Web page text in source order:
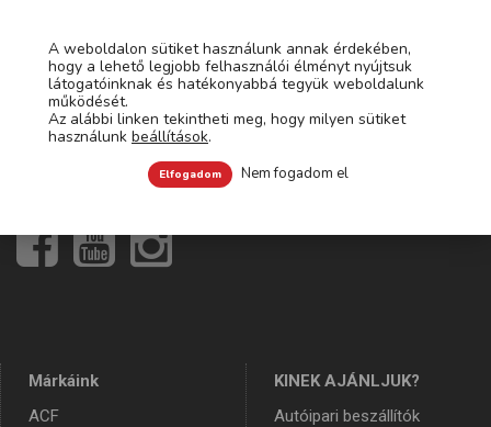
Mimiko Kft.
Cím:1222 Budapest, Háros utca 7.
+36 30 423 2690
Márkáink
ACF
KINEK AJÁNLJUK?
Autóipari beszállítók
A weboldalon sütiket használunk annak érdekében,
hogy a lehető legjobb felhasználói élményt nyújtsuk
látogatóinknak és hatékonyabbá tegyük weboldalunk
működését.
Az alábbi linken tekintheti meg, hogy milyen sütiket
használunk beállítások.
Elfogadom Nem fogadom el